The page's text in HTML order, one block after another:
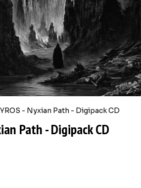
- Nyxian Path - Digipack CD
Path - Digipack CD